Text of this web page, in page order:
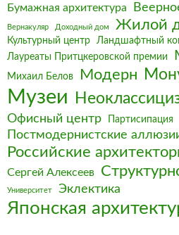
Бумажная архитектура
Вернакуляр Доходный дом Жилой
Культурный центр
Ландшафтный
Лауреаты Притцкеровской премии
Михаил Белов Модерн
Музеи
Офисный центр Партисипация
Постмодернистские
Российские
Сергей Алексеев
Университет Эклектика
Японская